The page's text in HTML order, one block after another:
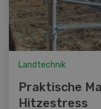
Landtechnik
Praktische
Hitzestress